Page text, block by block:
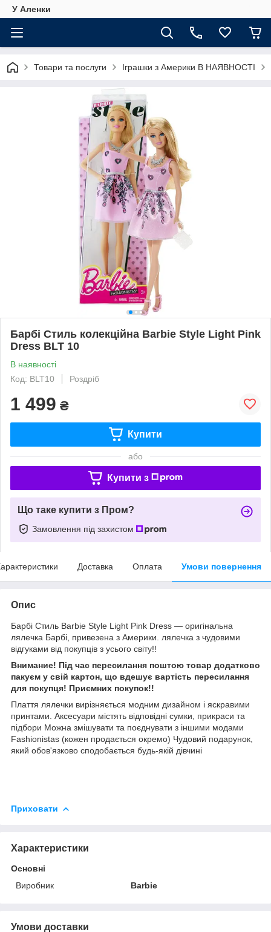
У Аленки
Товари та послуги Іграшки з Америки В НАЯВНОСТІ
Барбі Стиль колекційна Barbie Style Light Pink
Dress BLT 10
В наявності
Код: BLT10
Роздріб
1 499 ₴
Купити
або
Купити з
Що таке купити з Пром?
Замовлення під захистом
Доставка Оплата Умови повернення
Опис
Барбі Стиль Barbie Style Light Pink Dress — оригінальна
лялечка Барбі, привезена з Америки. лялечка з чудовими
відгуками від покупців з усього світу!!
Внимание! Під час пересилання поштою товар додатково
пакуєм у свій картон, що вдешує вартість пересилання
для покупця! Приємних покупок!!
Плаття лялечки вирізняється модним дизайном і яскравими
принтами. Аксесуари містять відповідні сумки, прикраси та
підбори Можна змішувати та поєднувати з іншими модами
Fashionistas (кожен продається окремо) Чудовий подарунок,
який обов'язково сподобається будь-якій дівчині
Приховати
Характеристики
Основні
Виробник
Barbie
Умови доставки